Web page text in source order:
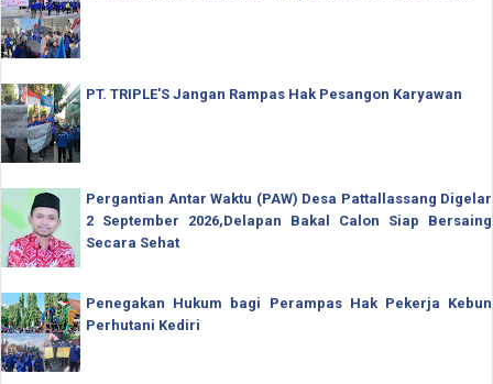
PT. TRIPLE'S Jangan Rampas Hak Pesangon Karyawan
Pergantian Antar Waktu (PAW) Desa Pattallassang Digelar
2 September 2026,Delapan Bakal Calon Siap Bersaing
Secara Sehat
Penegakan Hukum bagi Perampas Hak Pekerja Kebun
Perhutani Kediri